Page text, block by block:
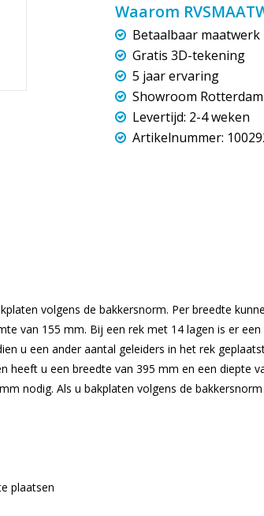
Waarom
Betaalbaar maatwerk
Gratis 3D-tekening
5 jaar ervaring
Showroom Rotterdam
Levertijd: 2-4 weken
Artikelnummer:
volgens de bakkersnorm. Per breedte
van 155 mm. Bij een rek met 14 lagen is er
u een ander aantal geleiders in het rek
heeft u een breedte van 395 mm en een diepte
nodig. Als u bakplaten volgens de
plaatsen